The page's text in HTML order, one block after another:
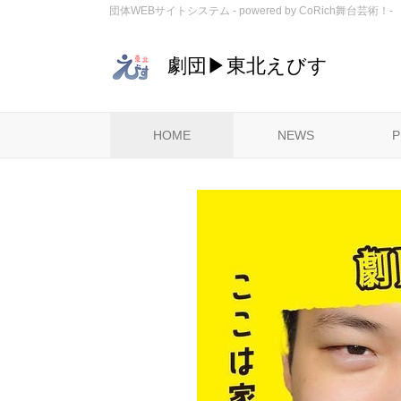
団体WEBサイトシステム - powered by CoRich舞台芸術！-
劇団▶東北えびす
HOME NEWS